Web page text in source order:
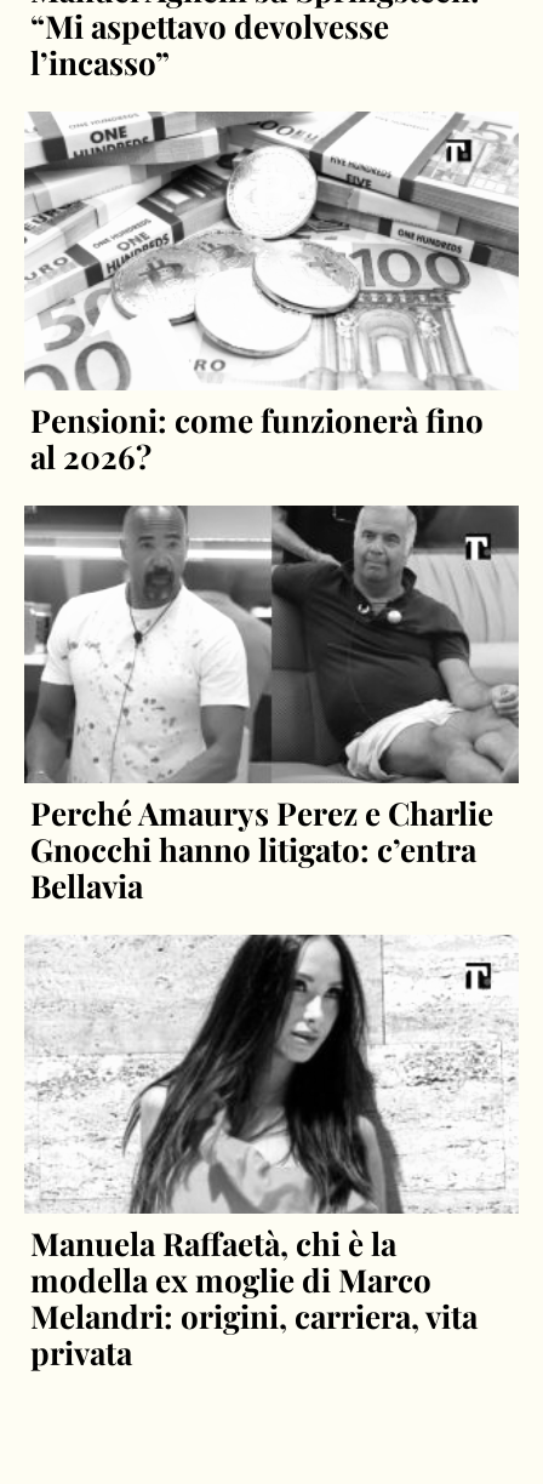
“Mi aspettavo devolvesse
l’incasso”
Pensioni: come funzionerà fino
al 2026?
Perché Amaurys Perez e Charlie
Gnocchi hanno litigato: c’entra
Bellavia
Manuela Raffaetà, chi è la
modella ex moglie di Marco
Melandri: origini, carriera, vita
privata